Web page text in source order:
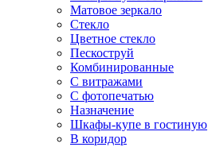
Матовое зеркало
Стекло
Цветное стекло
Пескоструй
Комбинированные
С витражами
С фотопечатью
Назначение
Шкафы-купе в гостиную
В коридор